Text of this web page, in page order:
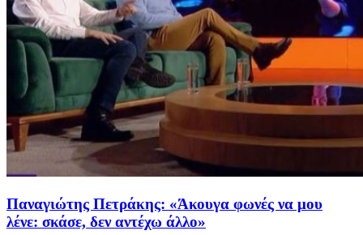
Παναγιώτης Πετράκης: «Άκουγα φωνές να μου
λένε: σκάσε, δεν αντέχω άλλο»